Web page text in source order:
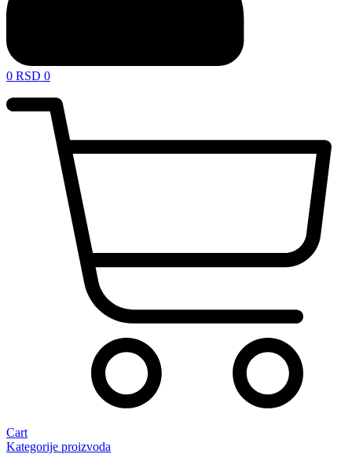
0 RSD 0
Cart
Kategorije proizvoda